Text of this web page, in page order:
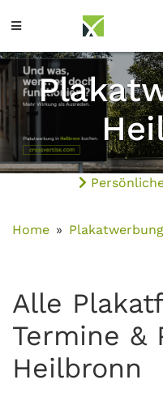
Home Plakatwerbung
Alle
Termine &
Heilbronn